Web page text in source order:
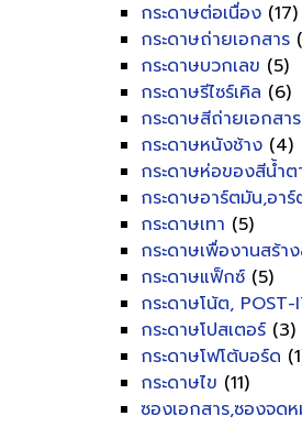
กระดาษต่อเนื่อง (17)
กระดาษถ่ายเอกสาร
กระดาษบวกเลข (5)
กระดาษรีไซร์เคิล (6)
กระดาษสีถ่ายเอกสาร
กระดาษหนังช้าง (4)
กระดาษห่อของสีน้ำต
กระดาษอาร์ตมัน,อา
กระดาษเทา (5)
กระดาษเพื่องานสร้า
กระดาษแฟ็กซ์ (5)
กระดาษโน้ต, POST-
กระดาษโปสเตอร์ (3)
กระดาษโฟโต้บอร์ด
กระดาษไข (11)
ซองเอกสาร,ซองจด